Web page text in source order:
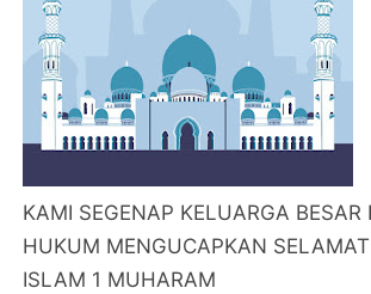
KAMI SEGENAP KELUARGA BESAR
HUKUM MENGUCAPKAN
ISLAM 1 MUHARAM